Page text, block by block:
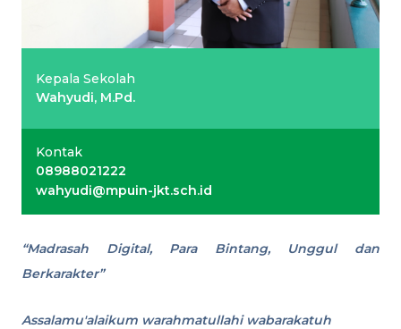
Kepala Sekolah
Wahyudi, M.Pd.
Kontak
08988021222
wahyudi@mpuin-jkt.sch.id
“Madrasah Digital, Para Bintang, Unggul dan
Berkarakter”
Assalamu'alaikum warahmatullahi wabarakatuh